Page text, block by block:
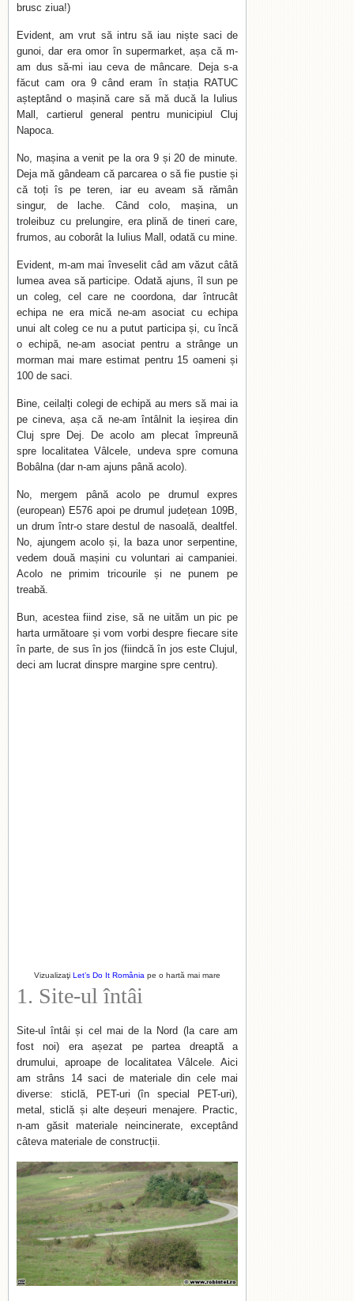
brusc ziua!)
Evident, am vrut să intru să iau niște saci de
gunoi, dar era omor în supermarket, așa că m-
am dus să-mi iau ceva de mâncare. Deja s-a
făcut cam ora 9 când eram în stația RATUC
așteptând o mașină care să mă ducă la Iulius
Mall, cartierul general pentru municipiul Cluj
Napoca.
No, mașina a venit pe la ora 9 și 20 de minute.
Deja mă gândeam că parcarea o să fie pustie și
că toți îs pe teren, iar eu aveam să rămân
singur, de lache. Când colo, mașina, un
troleibuz cu prelungire, era plină de tineri care,
frumos, au coborât la Iulius Mall, odată cu mine.
Evident, m-am mai înveselit câd am văzut câtă
lumea avea să participe. Odată ajuns, îl sun pe
un coleg, cel care ne coordona, dar întrucât
echipa ne era mică ne-am asociat cu echipa
unui alt coleg ce nu a putut participa și, cu încă
o echipă, ne-am asociat pentru a strânge un
morman mai mare estimat pentru 15 oameni și
100 de saci.
Bine, ceilalți colegi de echipă au mers să mai ia
pe cineva, așa că ne-am întâlnit la ieșirea din
Cluj spre Dej. De acolo am plecat împreună
spre localitatea Vâlcele, undeva spre comuna
Bobâlna (dar n-am ajuns până acolo).
No, mergem până acolo pe drumul expres
(european) E576 apoi pe drumul județean 109B,
un drum într-o stare destul de nasoală, dealtfel.
No, ajungem acolo și, la baza unor serpentine,
vedem două mașini cu voluntari ai campaniei.
Acolo ne primim tricourile și ne punem pe
treabă.
Bun, acestea fiind zise, să ne uităm un pic pe
harta următoare și vom vorbi despre fiecare site
în parte, de sus în jos (fiindcă în jos este Clujul,
deci am lucrat dinspre margine spre centru).
Vizualizaţi Let’s Do It România pe o hartă mai mare
1. Site-ul întâi
Site-ul întâi și cel mai de la Nord (la care am
fost noi) era așezat pe partea dreaptă a
drumului, aproape de localitatea Vâlcele. Aici
am strâns 14 saci de materiale din cele mai
diverse: sticlă, PET-uri (în special PET-uri),
metal, sticlă și alte deșeuri menajere. Practic,
n-am găsit materiale neincinerate, exceptând
câteva materiale de construcții.